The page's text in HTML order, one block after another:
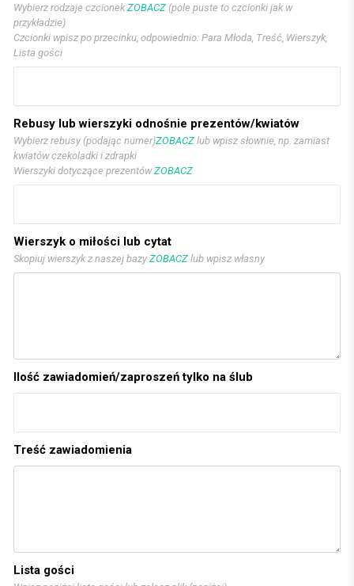
Wybierz rodzaje czcionek ZOBACZ (pole puste to czcionki jak w
przykładzie)
Czcionki wpisz po przecinku, odpowiednio: Para Młoda, Treść, Wierszyk,
Lista gości
Rebusy lub wierszyki odnośnie prezentów/kwiatów
Wybierz rebusy (podając numer)ZOBACZ lub wpisz słownie, np. zamiast
kwiatów czekoladki i zdrapki
Wierszyki dotyczące prezentówZOBACZ
Wierszyk o miłości lub cytat
Skopiuj wierszyk z naszej bazy ZOBACZ lub wpisz własny
Ilość zawiadomień/zaproszeń tylko na ślub
Treść zawiadomienia
Lista gości